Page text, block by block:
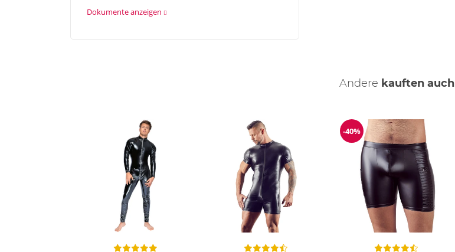
Dokumente anzeigen
Andere kauften auch
Reduzierung
-40%